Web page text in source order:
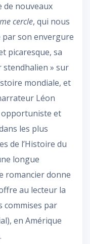
de nouveaux
cercle, qui nous
par son envergure
picaresque, sa
stendhalien » sur
mondiale, et
Léon
opportuniste et
les plus
de l’Histoire du
longue
romancier donne
au lecteur la
commises par
en Amérique